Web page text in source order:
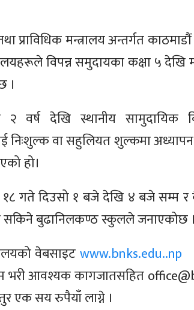
प्राविधिक मन्त्रालय अन्तर्गत
विपन्न समुदायका कक्षा ५ देखि
।
वर्ष देखि स्थानीय सामुदायिक
निःशुल्क वा सहुलियत शुल्कमा अध्यापन
हो।
गते दिउसो १ बजे देखि ४ बजे सम्म
सकिने बुढानिलकण्ठ स्कुलले जनाएकोछ ।
वेबसाइटwww.bnks.edu..np
भरी आवश्यक कागजातसहित
एक सयरुपैयाँलाग्ने ।